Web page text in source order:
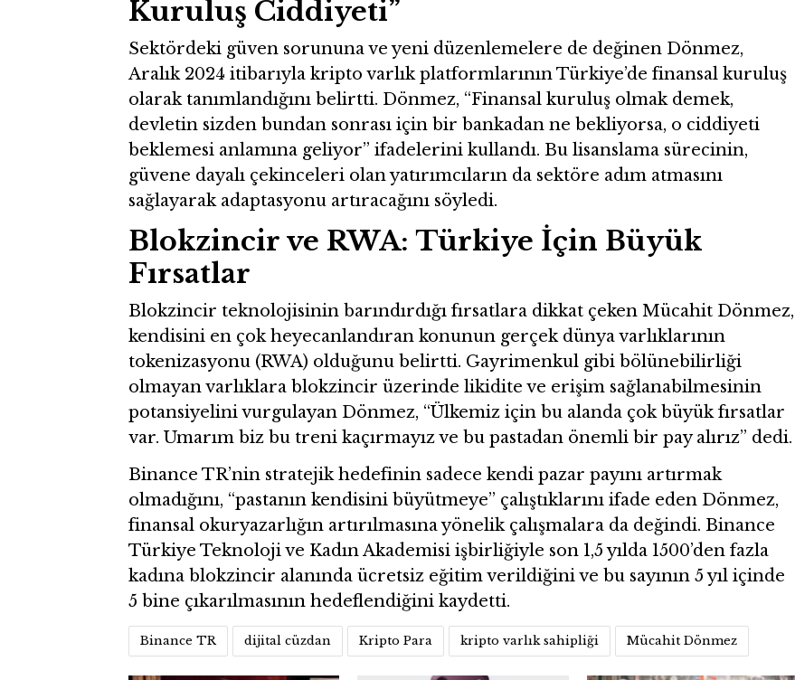
Kuruluş Ciddiyeti”
Sektördeki güven sorununa ve yeni düzenlemelere de değinen Dönmez,
Aralık 2024 itibarıyla kripto varlık platformlarının Türkiye’de finansal kuruluş
olarak tanımlandığını belirtti. Dönmez, “Finansal kuruluş olmak demek,
devletin sizden bundan sonrası için bir bankadan ne bekliyorsa, o ciddiyeti
beklemesi anlamına geliyor” ifadelerini kullandı. Bu lisanslama sürecinin,
güvene dayalı çekinceleri olan yatırımcıların da sektöre adım atmasını
sağlayarak adaptasyonu artıracağını söyledi.
Blokzincir ve RWA: Türkiye İçin Büyük
Fırsatlar
Blokzincir teknolojisinin barındırdığı fırsatlara dikkat çeken Mücahit Dönmez,
kendisini en çok heyecanlandıran konunun gerçek dünya varlıklarının
tokenizasyonu (RWA) olduğunu belirtti. Gayrimenkul gibi bölünebilirliği
olmayan varlıklara blokzincir üzerinde likidite ve erişim sağlanabilmesinin
potansiyelini vurgulayan Dönmez, “Ülkemiz için bu alanda çok büyük fırsatlar
var. Umarım biz bu treni kaçırmayız ve bu pastadan önemli bir pay alırız” dedi.
Binance TR’nin stratejik hedefinin sadece kendi pazar payını artırmak
olmadığını, “pastanın kendisini büyütmeye” çalıştıklarını ifade eden Dönmez,
finansal okuryazarlığın artırılmasına yönelik çalışmalara da değindi. Binance
Türkiye Teknoloji ve Kadın Akademisi işbirliğiyle son 1,5 yılda 1500’den fazla
kadına blokzincir alanında ücretsiz eğitim verildiğini ve bu sayının 5 yıl içinde
5 bine çıkarılmasının hedeflendiğini kaydetti.
Binance TR dijital cüzdan Kripto Para kripto varlık sahipliği Mücahit Dönmez